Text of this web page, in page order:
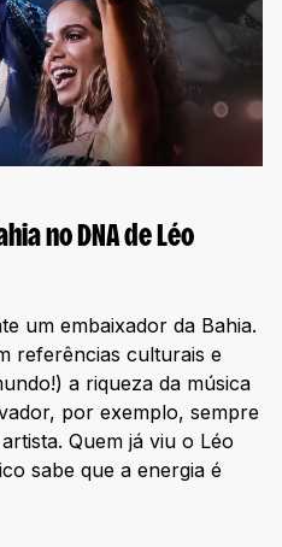
no DNA de Léo
um embaixador da Bahia.
referências culturais e
a riqueza da música
por exemplo, sempre
Quem já viu o Léo
sabe que a energia é